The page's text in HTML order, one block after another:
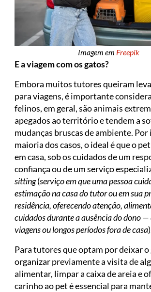
Imagem em Freepik
E a viagem com os gatos?
Embora muitos tutores queiram
para viagens, é importante
felinos, em geral, são animais
apegados ao território e tendem a
mudanças bruscas de ambiente. Por
maioria dos casos, o ideal é que o
em casa, sob os cuidados de um
confiança ou de um serviço
sitting(serviço em que uma pessoa
estimação na casa do tutor ou em sua
residência, oferecendo atenção,
cuidados durante a ausência do dono —
viagens ou longos períodos fora de casa
Para tutores que optam por deixar o
organizar previamente a visita de
alimentar, limpar a caixa de areia e
carinho ao pet é essencial para